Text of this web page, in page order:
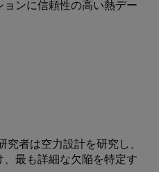
ンに信頼性の高い熱デー
者は空力設計を研究し、
最も詳細な欠陥を特定す